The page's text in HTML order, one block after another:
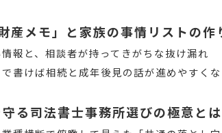
産メモ」と家族の事情リストの作
報と、相談者が持ってきがちな抜け漏れ
書けば相続と成年後見の話が進めやすく
る司法書士事務所選びの極意とは